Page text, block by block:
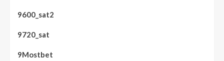
9600_sat2
9720_sat
9Mostbet